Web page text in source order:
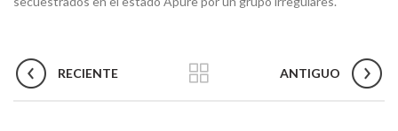
RECIENTE ANTIGUO